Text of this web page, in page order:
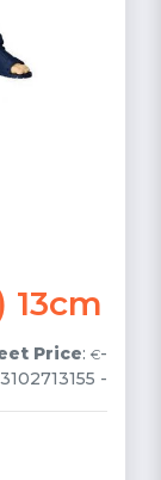
13cm
Price: €-
-